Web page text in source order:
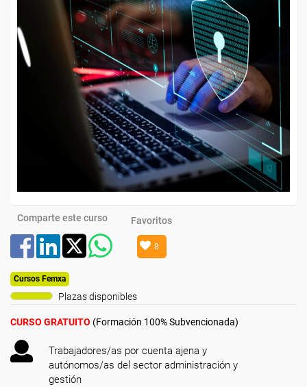
Comparte este curso Favoritos
8
Cursos Femxa
Plazas disponibles
CURSO GRATUITO (Formación 100% Subvencionada)
Trabajadores/as por cuenta ajena y
autónomos/as del sector administración y
gestión